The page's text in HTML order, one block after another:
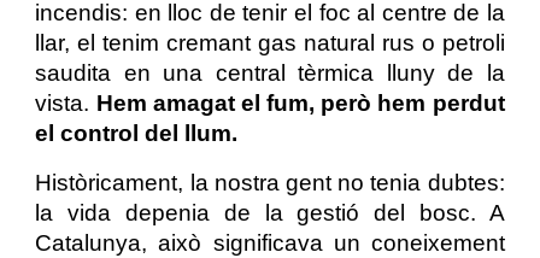
incendis: en lloc de tenir el foc al centre de la
llar, el tenim cremant gas natural rus o petroli
saudita en una central tèrmica lluny de la
vista. Hem amagat el fum, però hem perdut
el control del llum.
Històricament, la nostra gent no tenia dubtes:
la vida depenia de la gestió del bosc. A
Catalunya, això significava un coneixement